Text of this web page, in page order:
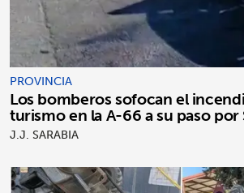
PROVINCIA
Los bomberos sofocan el
turismo en la A-66 a su paso
J.J. SARABIA